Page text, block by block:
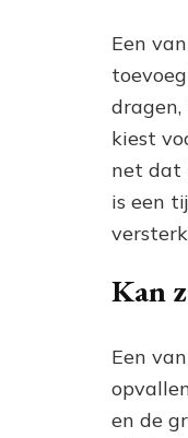
Een
dragen,
kiest
net dat
is een
Kan
Een
en de